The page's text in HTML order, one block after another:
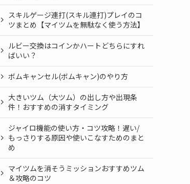
スキルゲージ連打(スキル連打)プレイのコ
ツまとめ【マイツムを無駄なく使う方法】
ルビー交換はコインかハートどちらにすれ
ばいい？
ボムキャンセル(ボムキャン)のやり方
大きいツム（大ツム）の出し方や出現条
件！おすすめの消すタイミング
ジャイロ機能の使い方・コツ攻略！遅い/
もっさりする原因や使いこなすためのまと
め
マイツムを消そうミッションおすすめツム
＆攻略のコツ